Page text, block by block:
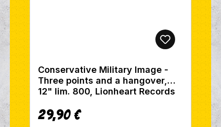
Conservative Military Image -
Three points and a hangover,
12" lim. 800, Lionheart Records
Regulärer Preis:
29,90 €